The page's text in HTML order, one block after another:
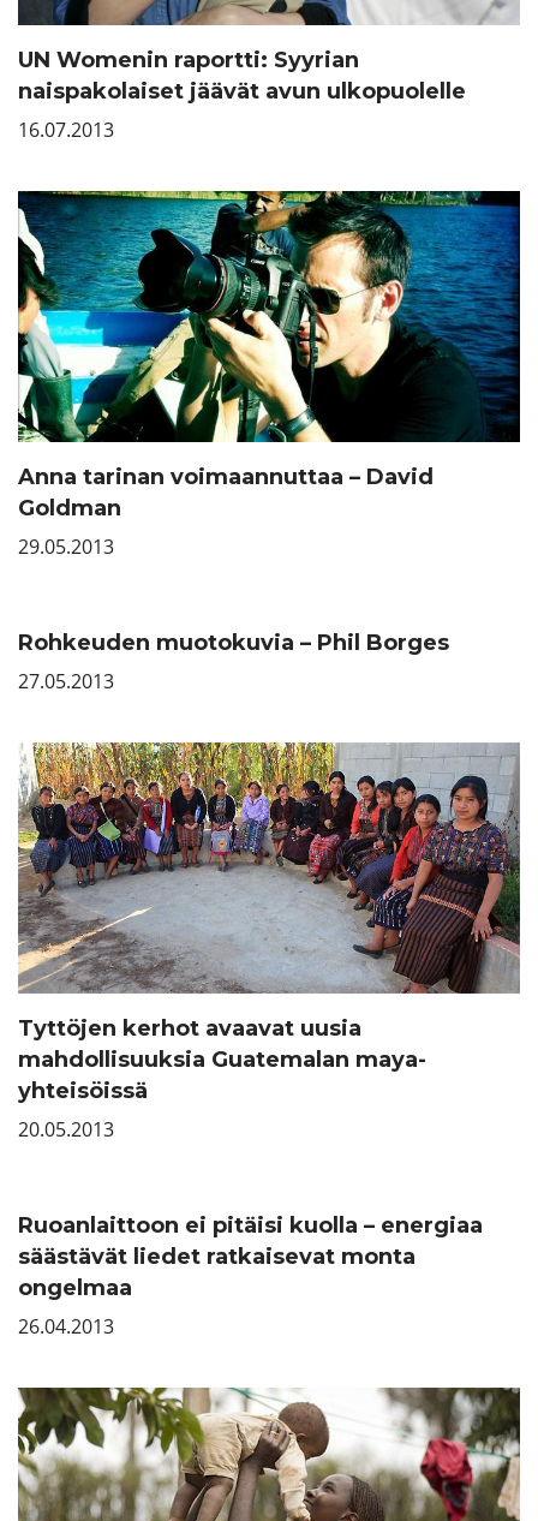
UN Womenin raportti: Syyrian
naispakolaiset jäävät avun ulkopuolelle
16.07.2013
Anna tarinan voimaannuttaa – David
Goldman
29.05.2013
Rohkeuden muotokuvia – Phil Borges
27.05.2013
Tyttöjen kerhot avaavat uusia
mahdollisuuksia Guatemalan maya-
yhteisöissä
20.05.2013
Ruoanlaittoon ei pitäisi kuolla – energiaa
säästävät liedet ratkaisevat monta
ongelmaa
26.04.2013